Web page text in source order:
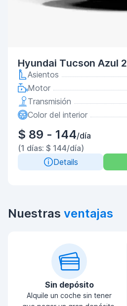
Hyundai Tucson Azul
Asientos
Motor
Transmisión
Color del interior
$ 89 - 144/día
(1 días: $ 144/día)
Details
Nuestras ventajas
Sin depósito
Alquile un coche sin tener